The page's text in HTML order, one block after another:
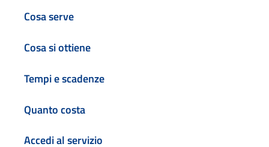
Cosa serve
Cosa si ottiene
Tempi e scadenze
Quanto costa
Accedi al servizio